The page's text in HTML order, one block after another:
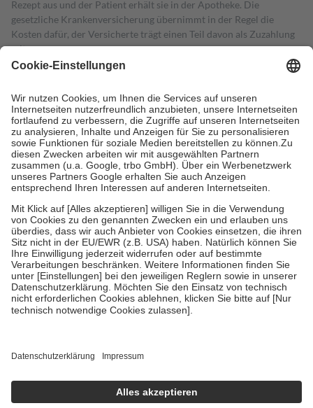
Rezept aus und der Patient erhält sie in der Apotheke. Die
gesetzliche Krankenversicherung übernimmt in der Regel die
Kosten dafür, der Versicherte trägt einen Teil davon als Zuzahlung
mit.
Grundsätzlich leisten Mitglieder Zuzahlungen in Höhe von zehn
höchstens zehn Euro.
Es sind jedoch nie mehr als die tatsächlichen
Kosten der Leistung zu entrichten.
Diese Regeln gelten grundsätzlich auch für Online-Apotheken.
Bei Heilmitteln und häuslicher Krankenpflege beträgt die
Zuzahlung zehn Prozent der Kosten sowie zehn Euro je
Verordnung.
Um das Engagement der Versicherten für ihre eigene Gesundheit zu
stärken und die besondere Stellung der Familie zu unterstützen,
fallenkeine Zuzahlungenan bei:
• Kindern und Jugendlichen bis zum vollendeten 18. Lebensjahr
mit Ausnahme der Fahrkosten
• Untersuchungen zur Vorsorge und Früherkennung, die von der
GKV getragen werden
• empfohlenen Schutzimpfungen
• Harn- und Blutteststreifen
getroffen, um sicherzustellen, dass es sich um echte Bewertungen
https://help.etrusted.com/hc/de/articles/4419944605341